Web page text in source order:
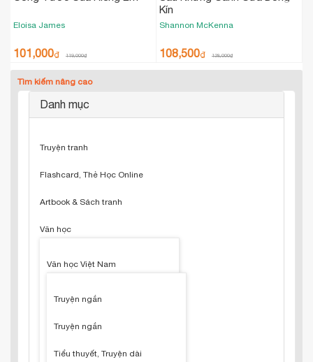
Eloisa James
101,000₫ 119,000₫
Kín
Shannon McKenna
108,500₫ 128,000₫
Tìm kiếm nâng cao
Danh mục
Truyện tranh
Flashcard, Thẻ Học Online
Artbook & Sách tranh
Văn học
Văn học Việt Nam
Truyện ngắn
Truyện ngắn
Tiểu thuyết, Truyện dài